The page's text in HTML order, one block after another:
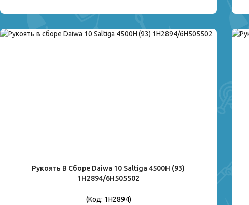
Рукоять В Сборе Daiwa 10 Saltiga 4500H (93)
1H2894/6H505502
(Код: 1H2894)